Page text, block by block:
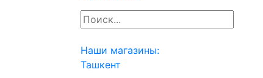
Наши магазины:
Ташкент